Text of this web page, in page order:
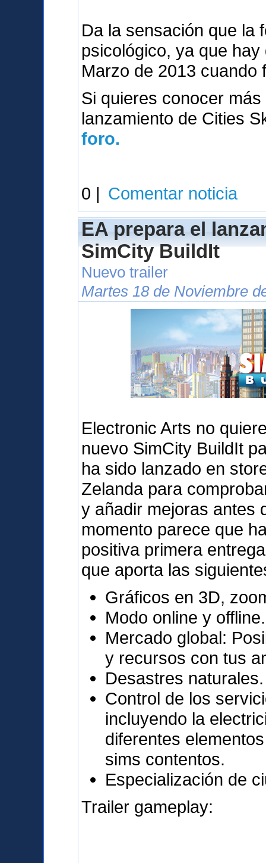
Da la sensación que la
psicológico, ya que
Marzo de 2013
Si quieres conocer
lanzamiento de Cities
foro.
0 | Comentar noticia
EA prepara el
SimCity BuildIt
Nuevo trailer
Martes 18 de Noviembre
Electronic Arts no
nuevo SimCity BuildIt
ha sido lanzado en
Zelanda para
y añadir mejoras antes
momento parece que
positiva primera
que aporta las
Gráficos en 3D,
Modo online y offline.
Mercado global:
y recursos con tus
Desastres naturales.
Control de los
incluyendo la
diferentes
sims contentos.
Especialización de
Trailer gameplay: